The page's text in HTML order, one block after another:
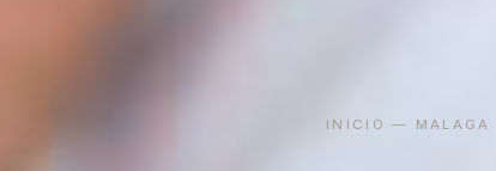
INICIO — MALAGA